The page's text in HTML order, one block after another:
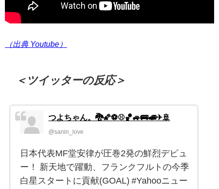
（出典 Youtube）
＜ツイッターの反応＞
つよちゃん。🐉🌠⚽⚾🏀🚙🚌🚅✈🚢
@sanin_love
日本代表MF堂安律が圧巻2発の鮮烈デビュ
ー！ 新天地で躍動、フランクフルトの今季
白星スタートに貢献(GOAL) #Yahooニュー